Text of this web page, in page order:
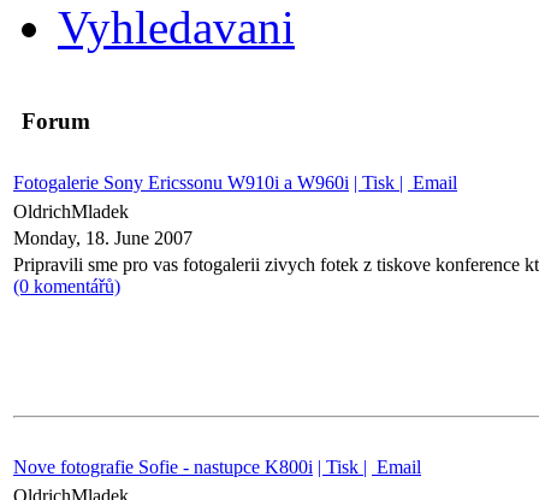
Vyhledavani
Forum
Fotogalerie Sony Ericssonu W910i a W960i | Tisk | Email
OldrichMladek
Monday, 18. June 2007
Pripravili sme pro vas fotogalerii zivych fotek z tiskove konference
(0 komentářů)
Nove fotografie Sofie - nastupce K800i | Tisk | Email
OldrichMladek